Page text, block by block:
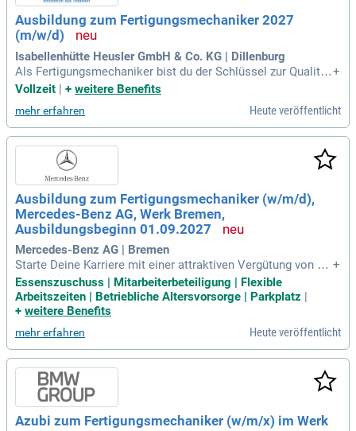
ghafen und Mobilitätsunterstützung runden dein Ausbildung
sangebot perfekt ab.
Ausbildung zum Fertigungsmechaniker 2027
(m/w/d)
Isabellenhütte Heusler GmbH & Co. KG | Dillenburg
Als Fertigungsmechaniker bist du der Schlüssel zur Qualität
und Effizienz in der Produktion. Du montierst präzise Einzelt
technischen Know-how verdanken wir reibungslose Fertigun
gsprozesse und zuverlässige Funktionalität. Du überwachst
automatisierte Abläufe und sorgst für einen konstanten Mat
erialfluss. Mit handwerklichem Geschick bearbeitest du Wer
kstücke, führst Löt- und Schweißarbeiten durch und wartest
Maschinen. Dein Beitrag sichert die Zukunft der Industrie –
ohne dich wäre kein Produkt vorhanden.
+
Vollzeit | + weitere Benefits
mehr erfahren Heute veröffentlicht
Ausbildung zum Fertigungsmechaniker (w/m/d),
Mercedes-Benz AG, Werk Bremen,
Ausbildungsbeginn 01.09.2027
Mercedes-Benz AG | Bremen
Starte Deine Karriere mit einer attraktiven Vergütung von 1.3
32 Euro im ersten Ausbildungsjahr und bis zu 1.434 Euro im
letzten Jahr, abhängig vom Standort. Bei erfolgreichem Abs
chluss der Ausbildung erwarten Dich hervorragende Überna
hinderung, sich zu bewerben. Unterstützung bietet die Schw
erbehindertenvertretung unter sbv-bremen@mercedes-benz.
com. Bitte reiche Deine Bewerbung online ein und lade alle
Unterlagen, wie Anschreiben, Lebenslauf und die letzten zwe
i Zeugnisse, im Format *.doc oder *.pdf hoch. In unserer Au
sbildungsstelle zum Fertigungsmechaniker warten spannen
de Aufgaben auf Dich!
+
Essenszuschuss | Mitarbeiterbeteiligung | Flexible
Arbeitszeiten | Betriebliche Altersvorsorge | Parkplatz |
+ weitere Benefits
mehr erfahren Heute veröffentlicht
Azubi zum Fertigungsmechaniker (w/m/x) im Werk